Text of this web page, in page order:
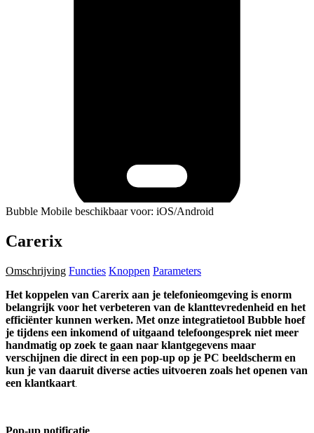
Bubble Mobile beschikbaar voor: iOS/Android
Carerix
Omschrijving Functies Knoppen Parameters
Het koppelen van Carerix aan je telefonieomgeving is enorm
belangrijk voor het verbeteren van de klanttevredenheid en het
efficiënter kunnen werken. Met onze integratietool Bubble hoef
je tijdens een inkomend of uitgaand telefoongesprek niet meer
handmatig op zoek te gaan naar klantgegevens maar
verschijnen die direct in een pop-up op je PC beeldscherm en
kun je van daaruit diverse acties uitvoeren zoals het openen van
een klantkaart
Pop-up notificatie